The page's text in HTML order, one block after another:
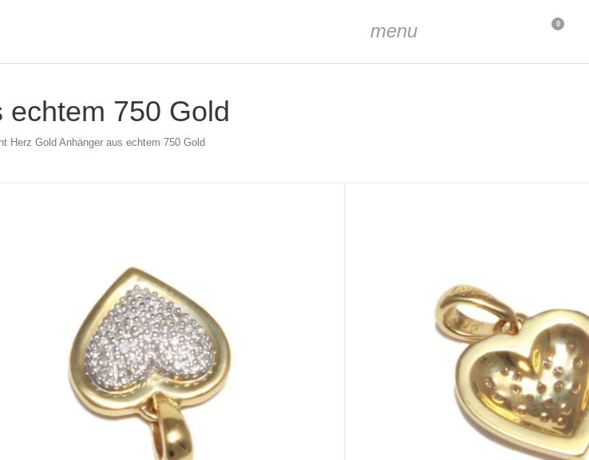
menu 0
echtem 750 Gold
Herz Gold Anhänger aus echtem 750 Gold
Höhe (ohne Öse): ca. 10 mm
Innendurchmesser der Anhängeröse: ca. 2 x 3 mm
Gesamtgewicht der Diamanten: ca. 0,05 ct
Artikelnr. 2274
369 €
Preis inkl. 19% MwSt. zzgl.Versandkosten
IN DEN WARENKORB